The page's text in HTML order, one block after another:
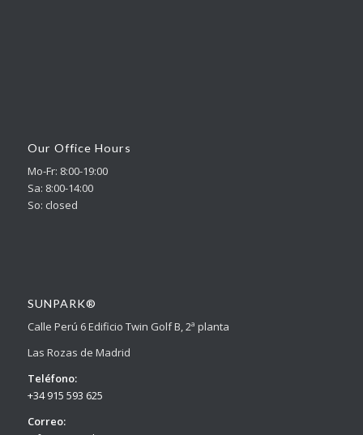
Our Office Hours
Mo-Fr: 8:00-19:00
Sa: 8:00-14:00
So: closed
SUNPARK®
Calle Perú 6 Edificio Twin Golf B, 2ª planta
Las Rozas de Madrid
Teléfono:
+34 915 593 625
Correo: